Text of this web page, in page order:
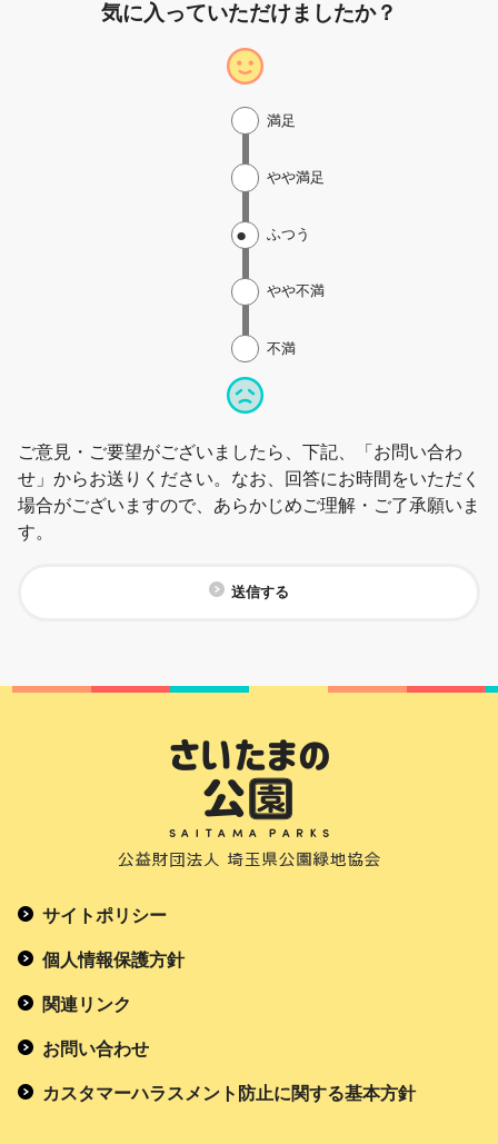
気に入っていただけましたか？
不満
やや不満
ふつう
やや満足
満足
ご意見・ご要望がございましたら、下記、「お問い合わ
せ」からお送りください。なお、回答にお時間をいただく
場合がございますので、あらかじめご理解・ご了承願いま
す。
送信する
サイトポリシー
個人情報保護方針
関連リンク
お問い合わせ
カスタマーハラスメント防止に関する基本方針